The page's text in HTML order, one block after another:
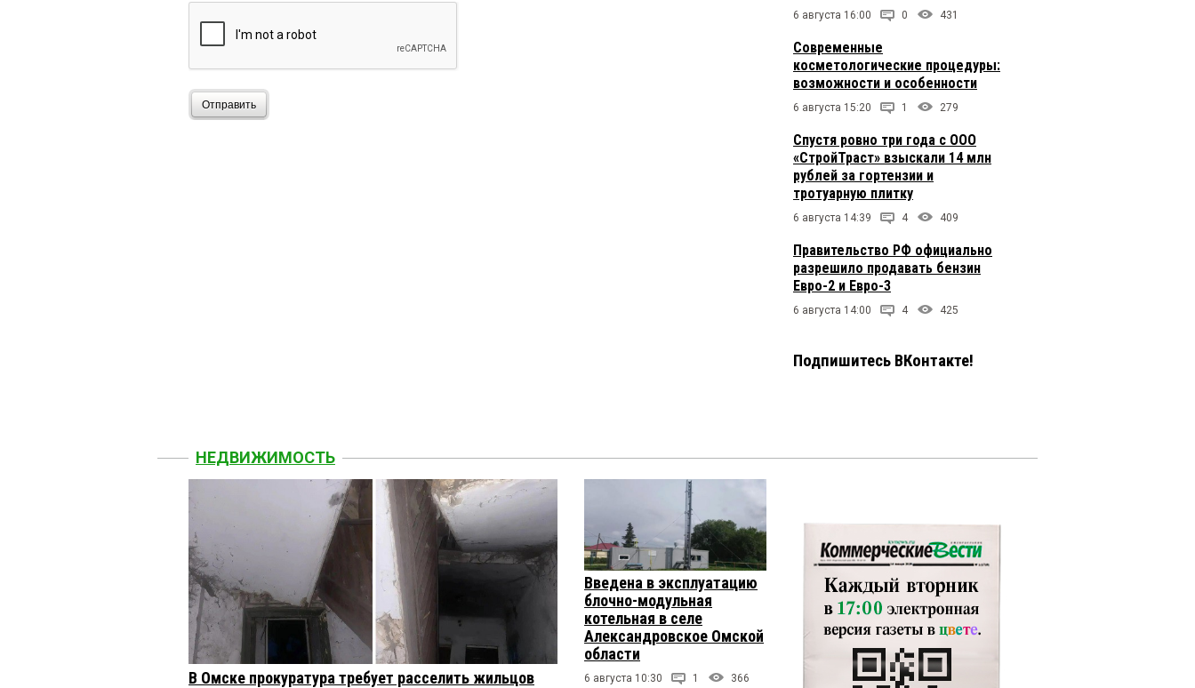
Отправить
6 августа 16:00 0 431
Современные
косметологические процедуры:
возможности и особенности
6 августа 15:20 1 279
Спустя ровно три года с ООО
«СтройТраст» взыскали 14 млн
рублей за гортензии и
тротуарную плитку
6 августа 14:39 4 409
Правительство РФ официально
разрешило продавать бензин
Евро-2 и Евро-3
6 августа 14:00 4 425
Подпишитесь ВКонтакте!
НЕДВИЖИМОСТЬ
В Омске прокуратура требует расселить жильцов
Введена в эксплуатацию
блочно-модульная
котельная в селе
Александровское Омской
области
6 августа 10:30 1 366